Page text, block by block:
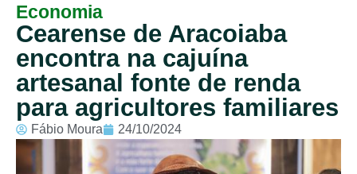
Economia
Cearense de Aracoiaba
encontra na cajuína
artesanal fonte de renda
para agricultores familiares
Fábio Moura 24/10/2024